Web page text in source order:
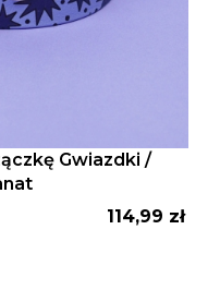
Gwiazdki /
Cena
114,99 zł